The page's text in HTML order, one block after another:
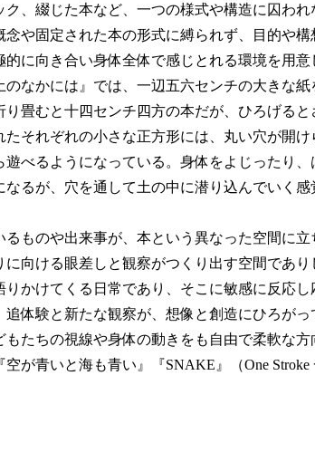
、綴じた本など、一つの様式や構造に囚わ
や固定された本の形式に縛られず、目的や
に向き合い身体全体で感じとれる環境を用
なかには』では、一辺五六センチの大きな
畳むと十四センチ四方の本だが、ひろげる
それぞれの小さな正方形には、丸い穴が開け
べるようになっている。身体をよじったり、
るが、穴を通して土の中に潜り込んでいく感
ものや出来事が、本という異なった空間に立
向ける眼差しと観察がつくり出す空間であり
かけてくる日常であり、そこに敏感に反応
体験と新たな観察が、想像と創造にひろが
たちの視線や身体の動きをも自由で柔軟な方
が青いと海も青い』『SNAKE』（One